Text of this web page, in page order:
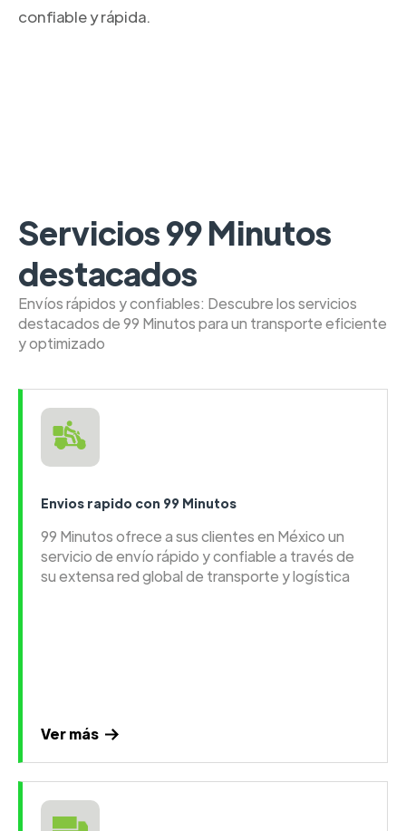
confiable y rápida.
Servicios 99 Minutos
destacados
Envíos rápidos y confiables: Descubre los servicios
destacados de 99 Minutos para un transporte eficiente
y optimizado
Envios rapido con 99 Minutos
99 Minutos ofrece a sus clientes en México un
servicio de envío rápido y confiable a través de
su extensa red global de transporte y logística
Ver más